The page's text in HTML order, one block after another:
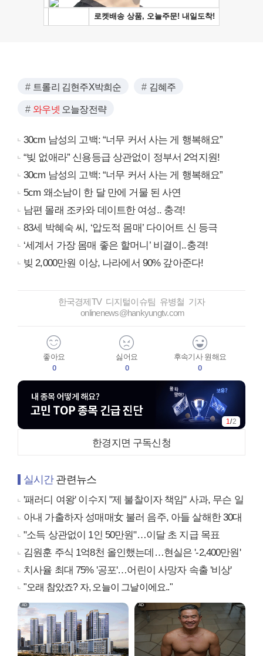
트롤리 김현주X박희순 김혜주
와우넷 오늘장전략
30cm 남성의 고백: “너무 커서 사는 게 행복해요”
“빚 없애라” 신용등급 상관없이 정부서 2억지원!
30cm 남성의 고백: “너무 커서 사는 게 행복해요”
5cm 왜소남이 한 달 만에 거물 된 사연
남편 몰래 조카와 데이트한 여성.. 충격!
83세 박혜숙 씨, ‘압도적 몸매’ 다이어트 신 등극
‘세계서 가장 몸매 좋은 할머니’ 비결이..충격!
빚 2,000만원 이상, 나라에서 90% 갚아준다!
한국경제TV 디지털이슈팀 유병철 기자
onlinenews@hankyungtv.com
좋아요
0
싫어요
0
후속기사 원해요
0
1 /2
한경지면 구독신청
실시간관련뉴스
'패러디 여왕' 이수지 "제 불찰이자 책임" 사과, 무슨 일
아내 가출하자 성매매女 불러 음주, 아들 살해한 30대
"소득 상관없이 1인 50만원"…이달 초 지급 목표
김원훈 주식 1억8천 올인했는데…현실은 '-2,400만원'
치사율 최대 75% '공포'…어린이 사망자 속출 '비상'
"오래 참았죠? 자, 오늘이 그날이에요.."